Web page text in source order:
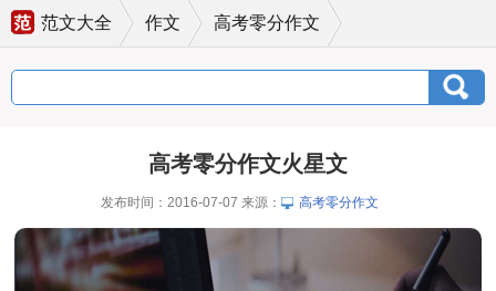
范文大全 作文 高考零分作文
高考零分作文火星文
发布时间：2016-07-07 来源： 高考零分作文